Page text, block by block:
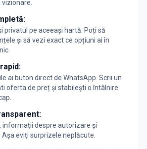
privatul pe aceeași hartă. Poți să
și să vezi exact ce opțiuni ai în
ai buton direct de WhatsApp. Scrii un
oferta de preț și stabilești o întâlnire
informații despre autorizare și
eviți surprizele neplăcute.